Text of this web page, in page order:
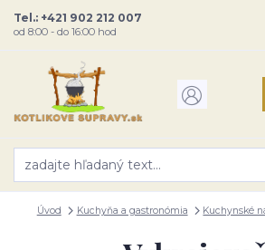
Tel.: +421 902 212 007
od 8:00 - do 16:00 hod
Úvod Kuchyňa a gastronómia Kuchynské